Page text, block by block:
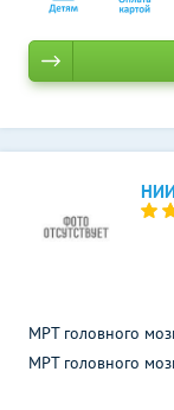
МРТ головного
МРТ головного